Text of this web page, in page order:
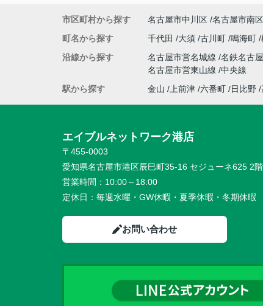
市区町村から探す 名古屋市中川区 名古屋市南区
町名から探す
千代田 大須 古川町 鳴海町
沿線から探す
名古屋市営名城線 名鉄名古
名古屋市営東山線 中央線
駅から探す
金山 上前津 六番町 日比野
エイブルネットワーク港店
〒455-0003
愛知県名古屋市港区辰巳町35-16 セジューネ625 2階
営業時間： 10:00～18:00
定休日： 毎週水曜・GW休暇・夏季休暇・冬期休暇
お問い合わせ